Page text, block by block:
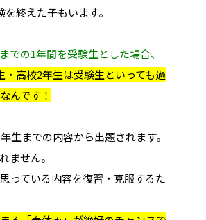
終えた子もいます。
での1年間を受験生とした場合、
・高校2年生は受験生といっても過
んです！
生までの内容から出題されます。
ません。
っている内容を復習・克服するた